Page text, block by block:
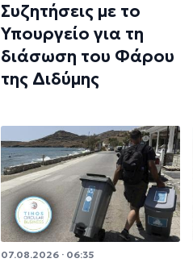
Συζητήσεις με το
Υπουργείο για τη
διάσωση του Φάρου
της Διδύμης
07.08.2026 · 06:35